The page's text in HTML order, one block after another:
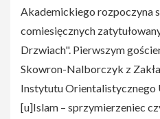
Akademickiego rozpoczyna
comiesięcznych
Drzwiach". Pierwszym
Skowron-Nalborczyk z
Instytutu Orientalistycznego
[u]Islam – sprzymierzeniec